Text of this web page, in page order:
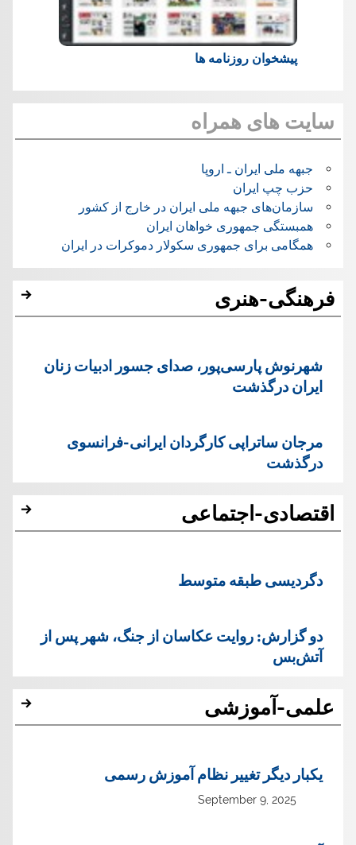
پیشخوان روزنامه ها
سایت های همراه
جبهه ملی ایران ـ اروپا
حزب چپ ایران
سازمان‌های جبهه ملی ایران در خارج از کشور
همبستگی جمهوری خواهان ایران
همگامی برای جمهوری سکولار دموکرات در ایران
فرهنگی-هنری
شهرنوش پارسی‌پور، صدای جسور ادبیات زنان
ایران درگذشت
مرجان ساتراپی کارگردان ایرانی-فرانسوی
درگذشت
اقتصادی-اجتماعی
دگردیسی طبقه متوسط
دو گزارش: روایت عکاسان از جنگ، شهر پس از
آتش‌بس
علمی-آموزشی
یک‏بار دیگر تغییر نظام آموزش رسمی
September 9, 2025